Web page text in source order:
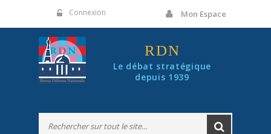
Connexion Mon Espace
RDN
Le débat stratégique
depuis 1939